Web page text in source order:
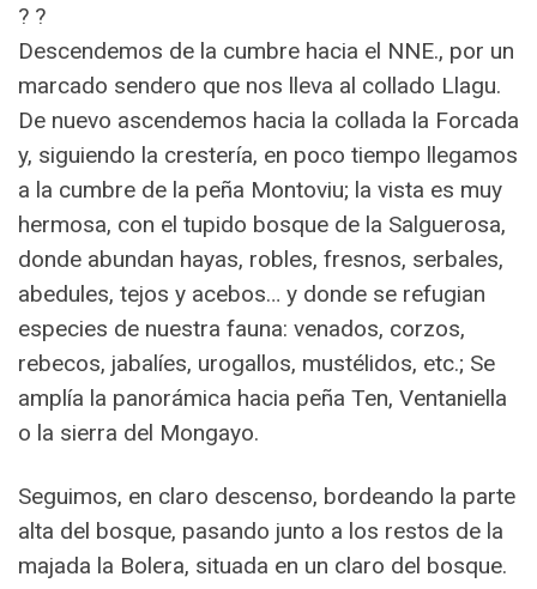
? ?
Descendemos de la cumbre hacia el NNE., por un
marcado sendero que nos lleva al collado Llagu.
De nuevo ascendemos hacia la collada la Forcada
y, siguiendo la crestería, en poco tiempo llegamos
a la cumbre de la peña Montoviu; la vista es muy
hermosa, con el tupido bosque de la Salguerosa,
donde abundan hayas, robles, fresnos, serbales,
abedules, tejos y acebos… y donde se refugian
especies de nuestra fauna: venados, corzos,
rebecos, jabalíes, urogallos, mustélidos, etc.; Se
amplía la panorámica hacia peña Ten, Ventaniella
o la sierra del Mongayo.
Seguimos, en claro descenso, bordeando la parte
alta del bosque, pasando junto a los restos de la
majada la Bolera, situada en un claro del bosque.